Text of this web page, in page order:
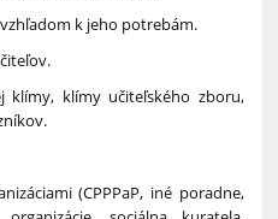
k jeho potrebám.
klímy, klímy učiteľského zboru,
(CPPPaP, iné poradne,